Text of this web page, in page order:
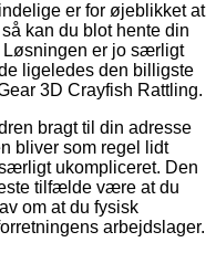
er for øjeblikket at
kan du blot hente din
Løsningen er jo særligt
ligeledes den billigste
3D Crayfish Rattling.
bragt til din adresse
bliver som regel lidt
ukompliceret. Den
tilfælde være at du
om at du fysisk
arbejdslager.